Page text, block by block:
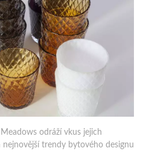
odráží vkus jejich
nejnovější trendy bytového designu